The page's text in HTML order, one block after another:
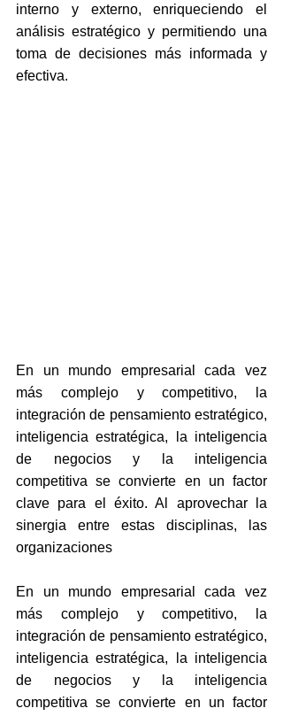
interno y externo, enriqueciendo el
análisis estratégico y permitiendo una
toma de decisiones más informada y
efectiva.
En un mundo empresarial cada vez
más complejo y competitivo, la
integración de pensamiento estratégico,
inteligencia estratégica, la inteligencia
de negocios y la inteligencia
competitiva se convierte en un factor
clave para el éxito. Al aprovechar la
sinergia entre estas disciplinas, las
organizaciones
En un mundo empresarial cada vez
más complejo y competitivo, la
integración de pensamiento estratégico,
inteligencia estratégica, la inteligencia
de negocios y la inteligencia
competitiva se convierte en un factor